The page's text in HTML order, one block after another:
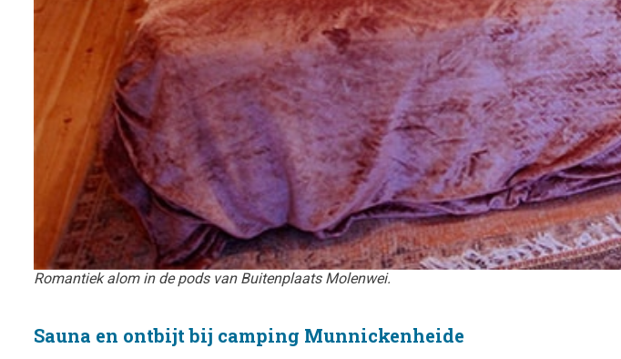
Romantiek alom in de pods van Buitenplaats Molenwei.
Sauna en ontbijt bij camping Munnickenheide